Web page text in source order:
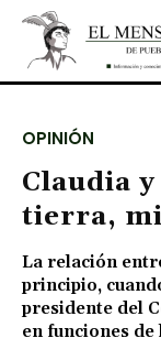
OPINIÓN
Claudia
tierra,
La relación
principio,
presidente del
en funciones